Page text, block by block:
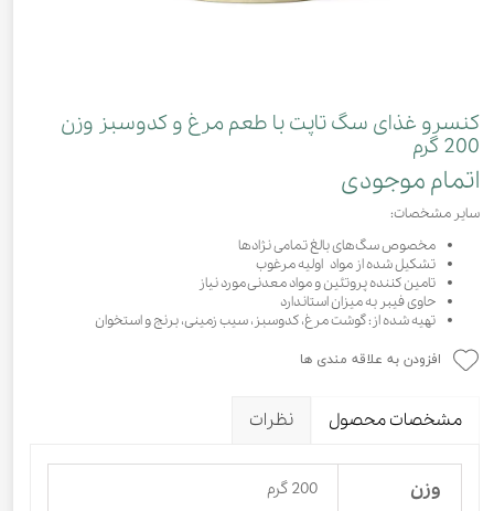
کنسرو غذای سگ تاپت با طعم مرغ و کدوسبز وزن
200 گرم
اتمام موجودی
سایر مشخصات:
مخصوص سگ‌های بالغ تمامی نژادها
تشکیل شده از مواد اولیه مرغوب
تامین کننده پروتئین و مواد معدنی مورد نیاز
حاوی فیبر به میزان استاندارد
تهیه شده از: گوشت مرغ، کدوسبز، سیب زمینی، برنج و استخوان
افزودن به علاقه مندی ها
مشخصات محصول نظرات
وزن 200 گرم